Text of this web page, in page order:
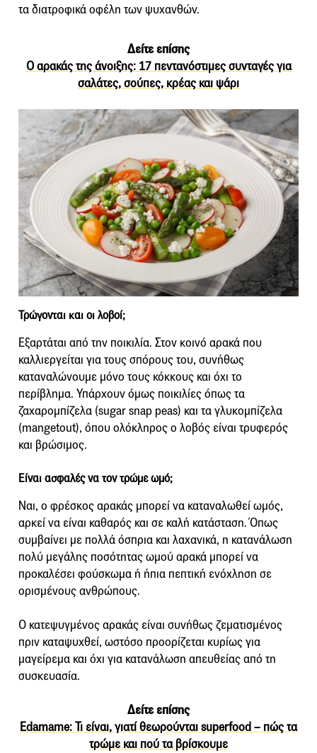
τα διατροφικά οφέλη των ψυχανθών.
Δείτε επίσης
Ο αρακάς της άνοιξης: 17 πεντανόστιμες συνταγές για
σαλάτες, σούπες, κρέας και ψάρι
Τρώγονται και οι λοβοί;
Εξαρτάται από την ποικιλία. Στον κοινό αρακά που
καλλιεργείται για τους σπόρους του, συνήθως
καταναλώνουμε μόνο τους κόκκους και όχι το
περίβλημα. Υπάρχουν όμως ποικιλίες όπως τα
ζαχαρομπίζελα (sugar snap peas) και τα γλυκομπίζελα
(mangetout), όπου ολόκληρος ο λοβός είναι τρυφερός
και βρώσιμος.
Είναι ασφαλές να τον τρώμε ωμό;
Ναι, ο φρέσκος αρακάς μπορεί να καταναλωθεί ωμός,
αρκεί να είναι καθαρός και σε καλή κατάσταση. Όπως
συμβαίνει με πολλά όσπρια και λαχανικά, η κατανάλωση
πολύ μεγάλης ποσότητας ωμού αρακά μπορεί να
προκαλέσει φούσκωμα ή ήπια πεπτική ενόχληση σε
ορισμένους ανθρώπους.
Ο κατεψυγμένος αρακάς είναι συνήθως ζεματισμένος
πριν καταψυχθεί, ωστόσο προορίζεται κυρίως για
μαγείρεμα και όχι για κατανάλωση απευθείας από τη
συσκευασία.
Δείτε επίσης
Edamame: Τι είναι, γιατί θεωρούνται superfood – πώς τα
τρώμε και πού τα βρίσκουμε